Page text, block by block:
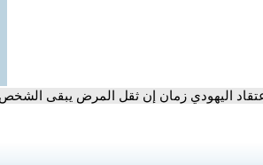
اليهودي زمان إن ثقل المرض يبقى